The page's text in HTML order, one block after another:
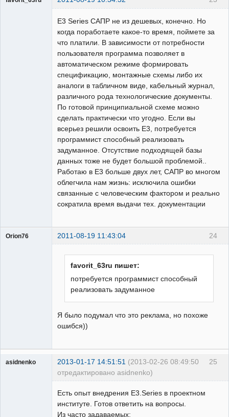
Е3 Series САПР не из дешевых, конечно. Но
когда поработаете какое-то время, поймете за
что платили. В зависимости от потребности
пользователя программа позволяет в
автоматическом режиме формировать
спецификацию, монтажные схемы либо их
аналоги в табличном виде, кабельный журнал,
различного рода технологические документы.
По готовой принципиальной схеме можно
сделать практически что угодно. Если вы
всерьез решили освоить Е3, потребуется
программист способный реализовать
задуманное. Отсутствие подходящей базы
данных тоже не будет большой проблемой..
Работаю в Е3 больше двух лет, САПР во многом
облегчила нам жизнь: исключила ошибки
связанные с человеческим фактором и реально
сократила время выдачи тех. документации
24
Orion76 2011-08-19 11:43:04
favorit_63ru пишет:
потребуется программист способный
реализовать задуманное
Я было подумал что это реклама, но похоже
ошибся))
25
asidnenko 2013-01-17 14:51:51 (2013-02-26 08:49:50
отредактировано asidnenko)
Есть опыт внедрения E3.Series в проектном
институте. Готов ответить на вопросы.
Из часто задаваемых: